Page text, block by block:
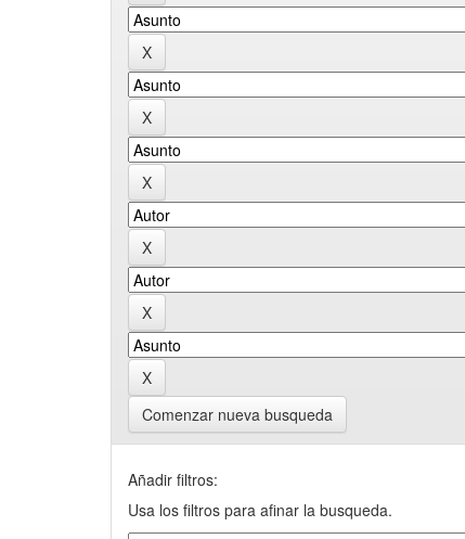
Comenzar nueva busqueda
Añadir filtros:
Usa los filtros para afinar la busqueda.